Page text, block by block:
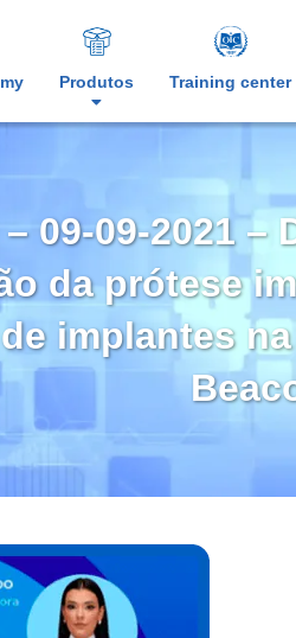
Produtos Training center
09-09-2021 –
da prótese
implantes